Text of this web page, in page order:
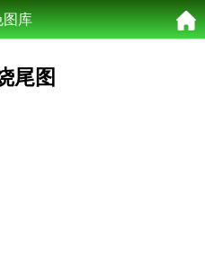
图库
尾图